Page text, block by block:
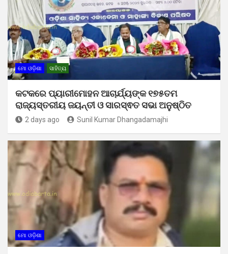
ମୋ ଓଡ଼ିଶା ସାହିତ୍ୟ
କଟକରେ ପ୍ୟାରୀମୋହନ ଆଚାର୍ଯ୍ୟଙ୍କ ୧୭୫ତମ
ରାଜ୍ୟସ୍ତରୀୟ ଜୟନ୍ତୀ ଓ ସାରସ୍ଵତ ସଭା ଅନୁଷ୍ଠିତ
2 days ago Sunil Kumar Dhangadamajhi
ମୋ ଓଡ଼ିଶା